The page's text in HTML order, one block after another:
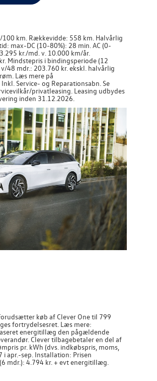
km. Rækkevidde: 558 km. Halvårlig
max-DC (10-80%): 28 min. AC (0-
kr./md. v. 10.000 km/år.
Mindstepris i bindingsperiode (12
48 mdr.: 203.760 kr. ekskl. halvårlig
Læs mere på
Service- og Reparationsabn. Se
privatleasing. Leasing udbydes
inden 31.12.2026.
køb af Clever One til 799
fortrydelsesret. Læs mere:
energitillæg den pågældende
Clever tilbagebetaler en del af
pr. kWh (dvs. indkøbspris, moms,
apr.-sep. Installation: Prisen
mdr.): 4.794 kr. + evt energitillæg.